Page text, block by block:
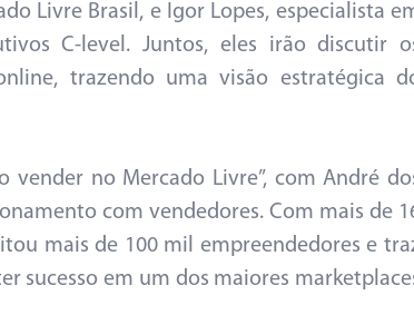
Livre Brasil, e Igor Lopes, especialista
C-level. Juntos, eles irão discutir
trazendo uma visão estratégica
vender no Mercado Livre”, com André
com vendedores. Com mais de
mais de 100 mil empreendedores e
sucesso em um dos maiores